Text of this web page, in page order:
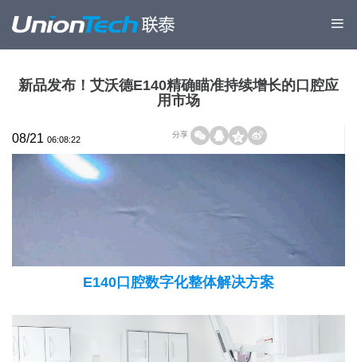
新品发布！艾沃德E140精确瞄准持续增长的口腔应
用市场
08/21 06:08:22
分享
E140口腔数字化整体解决方案